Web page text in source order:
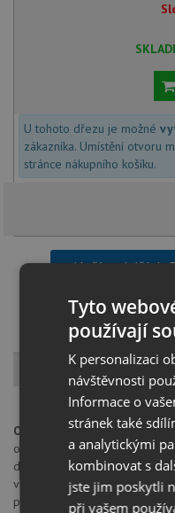
U tohoto dřezu je možné
zákazníka. Umístění otvoru
stránce nákupního košíku.
Načíst dalších
Popis produktu
Otvor pro baterii: na spodní
otvory průměru 35 mm pro
dávkovače saponátu. Tyto
vrtákem 35 mm, který
příslušenství k dokoupení u
Tyto
používají
K personalizaci
návštěvnosti
Informace o
stránek také
a analytickými
kombinovat s
jste jim poskytli
při vašem